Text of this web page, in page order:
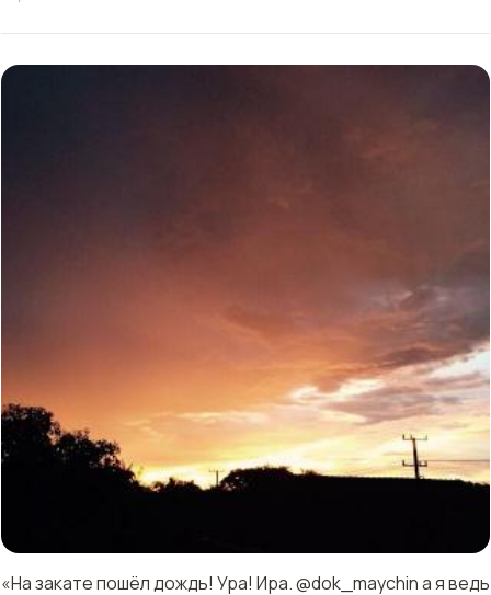
«На закате пошёл дождь! Ура! Ира. @dok_maychin а я ведь